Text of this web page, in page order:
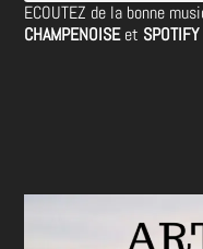
ECOUTEZ de la bonne
CHAMPENOISEet SPOTIFY